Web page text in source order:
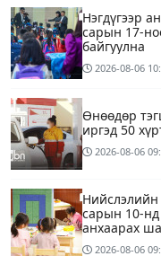
Нэгдүгээр
сарын 17-
байгуулна
2026-08-06
Өнөөдөр
иргэд 50
2026-08-06
Нийслэлийн
сарын 10-нд
анхаарах
2026-08-06